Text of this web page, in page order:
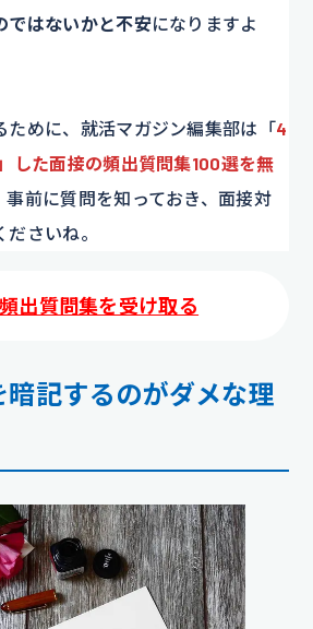
ではないかと不安になりますよ
ために、就活マガジン編集部は「4
した面接の頻出質問集100選を無
事前に質問を知っておき、面接対
さいね。
出質問集を受け取る
記するのがダメな理